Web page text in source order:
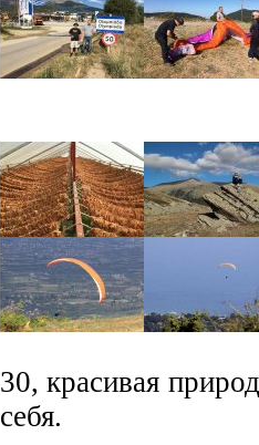
30, красивая
себя.